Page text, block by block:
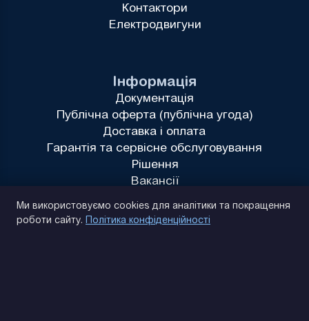
Інформація
Документація
Публічна оферта (публічна угода)
Доставка і оплата
Гарантія та сервісне обслуговування
Рішення
Вакансії
Контактори
Електродвигуни
Ми використовуємо cookies для аналітики та покращення
роботи сайту. Політика конфіденційності